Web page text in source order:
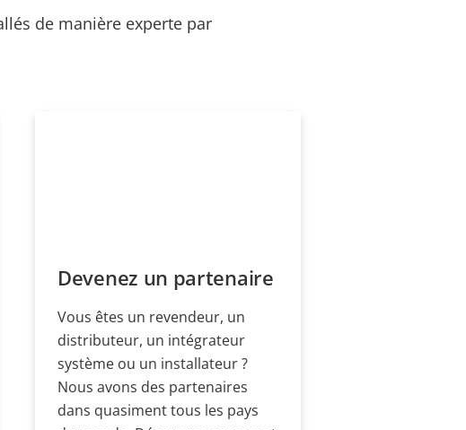
de manière experte par
Devenez un partenaire
Vous êtes un revendeur, un
distributeur, un intégrateur
système ou un installateur ?
Nous avons des partenaires
dans quasiment tous les pays